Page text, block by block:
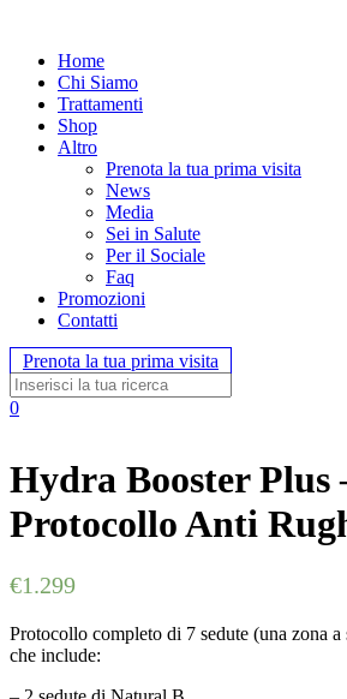
Home
Chi Siamo
Trattamenti
Shop
Altro
Prenota la tua prima visita
News
Media
Sei in Salute
Per il Sociale
Faq
Promozioni
Contatti
Prenota la tua prima visita
0
Hydra Booster Plus
Protocollo Anti
€1.299
Protocollo completo di 7 sedute (una zona
che include: